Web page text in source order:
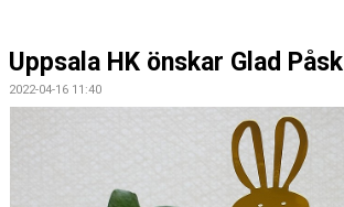
KONTAKT
Uppsala HK önskar Glad Påsk
2022-04-16 11:40